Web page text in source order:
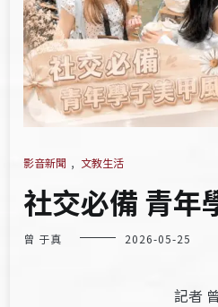
影音新聞 , 文教生活
社交必備 青年
曾 于真 2026-05-25
記者